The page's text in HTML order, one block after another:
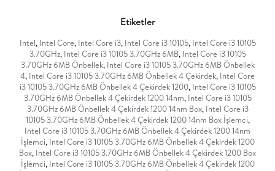
Etiketler
Intel, Intel Core, Intel Core i3, Intel Core i3 10105, Intel Core i3 10105
3.70GHz, Intel Core i3 10105 3.70GHz 6MB, Intel Core i3 10105
3.70GHz 6MB Önbellek, Intel Core i3 10105 3.70GHz 6MB Önbellek
4, Intel Core i3 10105 3.70GHz 6MB Önbellek 4 Çekirdek, Intel Core
i3 10105 3.70GHz 6MB Önbellek 4 Çekirdek 1200, Intel Core i3 10105
3.70GHz 6MB Önbellek 4 Çekirdek 1200 14nm, Intel Core i3 10105
3.70GHz 6MB Önbellek 4 Çekirdek 1200 14nm Box, Intel Core i3
10105 3.70GHz 6MB Önbellek 4 Çekirdek 1200 14nm Box İşlemci,
Intel Core i3 10105 3.70GHz 6MB Önbellek 4 Çekirdek 1200 14nm
İşlemci, Intel Core i3 10105 3.70GHz 6MB Önbellek 4 Çekirdek 1200
Box, Intel Core i3 10105 3.70GHz 6MB Önbellek 4 Çekirdek 1200 Box
İşlemci, Intel Core i3 10105 3.70GHz 6MB Önbellek 4 Çekirdek 1200